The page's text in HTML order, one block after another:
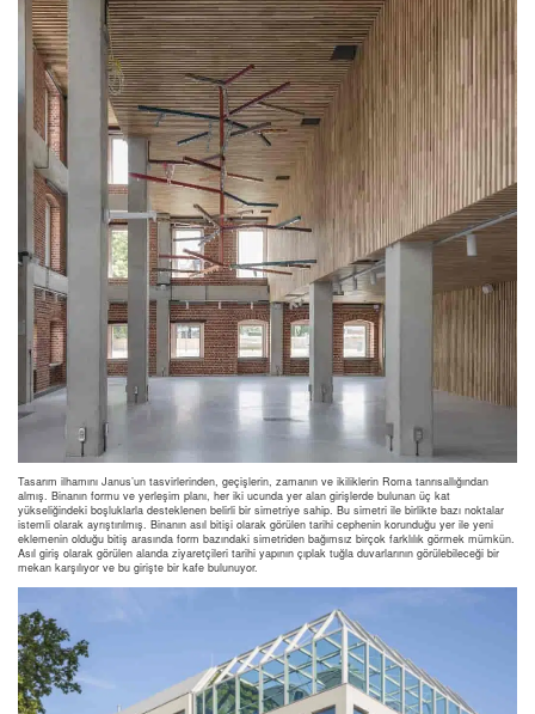
Tasarım ilhamını Janus’un tasvirlerinden, geçişlerin, zamanın ve ikiliklerin Roma tanrısallığından
almış. Binanın formu ve yerleşim planı, her iki ucunda yer alan girişlerde bulunan üç kat
yükseliğindeki boşluklarla desteklenen belirli bir simetriye sahip. Bu simetri ile birlikte bazı noktalar
istemli olarak ayrıştırılmış. Binanın asıl bitişi olarak görülen tarihi cephenin korunduğu yer ile yeni
eklemenin olduğu bitiş arasında form bazındaki simetriden bağımsız birçok farklılık görmek mümkün.
Asıl giriş olarak görülen alanda ziyaretçileri tarihi yapının çıplak tuğla duvarlarının görülebileceği bir
mekan karşılıyor ve bu girişte bir kafe bulunuyor.